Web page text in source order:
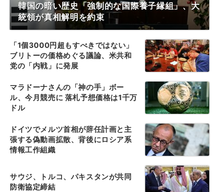
韓国の暗い歴史「強制的な国際養子縁組」、大
統領が真相解明を約束
「1個3000円超もすべきではない」
ブリトーの価格めぐる議論、米共和
党の「内戦」に発展
マラドーナさんの「神の手」ボー
ル、今月競売に 落札予想価格は1千万
ドル
ドイツでメルツ首相が辞任計画と主
張する偽動画拡散、背後にロシア系
情報工作組織
サウジ、トルコ、パキスタンが共同
防衛協定締結